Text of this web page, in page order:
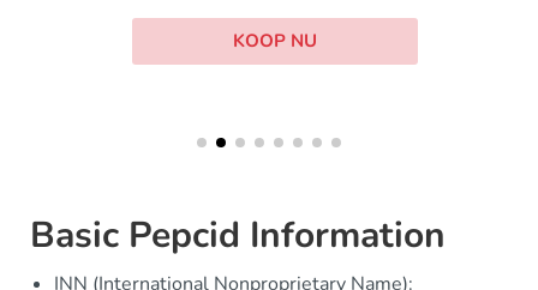
KOOP NU
Basic Pepcid Information
INN (International Nonproprietary Name):